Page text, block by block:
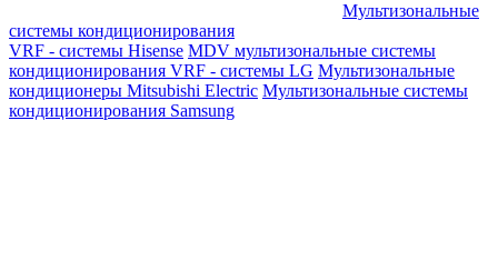
Мультизональные
системы кондиционирования
VRF - системы Hisense MDV мультизональные системы
кондиционирования VRF - системы LG Мультизональные
кондиционеры Mitsubishi Electric Мультизональные системы
кондиционирования Samsung